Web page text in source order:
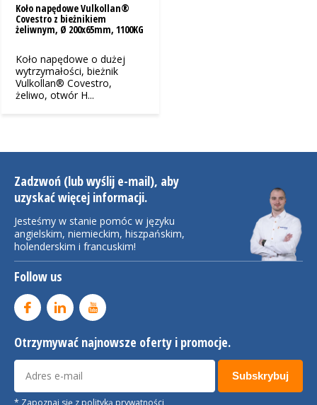
Koło napędowe Vulkollan®
Covestro z bieżnikiem
żeliwnym, Ø 200x65mm, 1100KG
Koło napędowe o dużej
wytrzymałości, bieżnik
Vulkollan® Covestro,
żeliwo, otwór H...
Zadzwoń (lub wyślij e-mail), aby
uzyskać więcej informacji.
Jesteśmy w stanie pomóc w języku
angielskim, niemieckim, hiszpańskim,
holenderskim i francuskim!
Follow us
Otrzymywać najnowsze oferty i promocje.
Subskrybuj
* Zapoznaj się z polityką prywatności